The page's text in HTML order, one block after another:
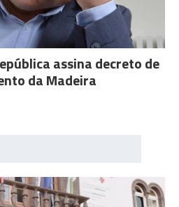
assina decreto de
da Madeira